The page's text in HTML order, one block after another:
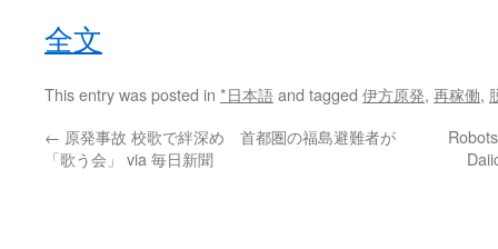
全文
This entry was posted in *日本語and tagged 伊方原発, 再稼働,
← 原発事故 校歌で絆深め 首都圏の福島避難者が
「歌う会」 via 毎日新聞